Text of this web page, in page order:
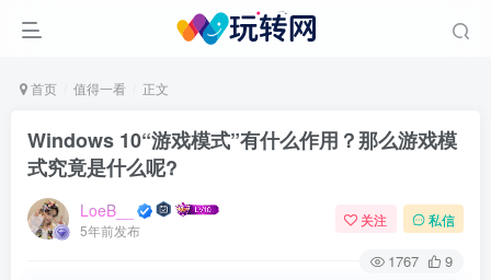
首页 值得一看 正文
Windows 10“游戏模式”有什么作用？那么游戏模
式究竟是什么呢?
LoeB__
5年前发布
关注 私信
1767 9